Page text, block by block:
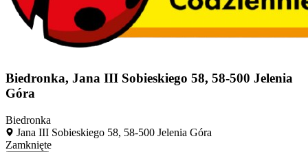
Biedronka, Jana III Sobieskiego 58, 58-500 Jelenia
Góra
Biedronka
Jana III Sobieskiego 58, 58-500 Jelenia Góra
Zamknięte